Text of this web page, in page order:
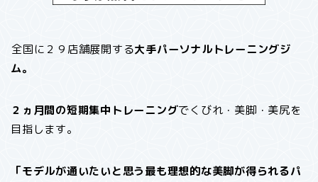
全国に２９店舗展開する大手パーソナルトレーニングジ
ム。
２ヵ月間の短期集中トレーニングでくびれ・美脚・美尻を
目指します。
「モデルが通いたいと思う最も理想的な美脚が得られるパ